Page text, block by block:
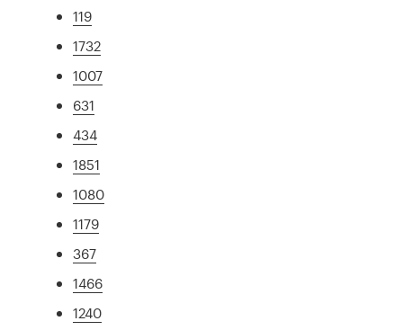
119
1732
1007
631
434
1851
1080
1179
367
1466
1240